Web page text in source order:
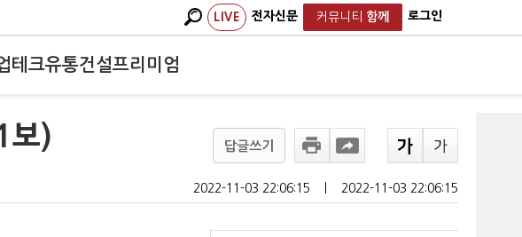
LIVE 전자신문 커뮤니티 함께 로그인
테크유통건설프리미엄
보) 답글쓰기
2022-11-03 22:06:15 2022-11-03 22:06:15